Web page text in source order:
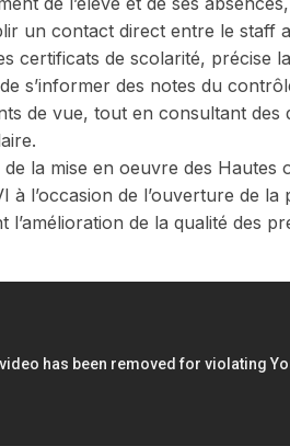
un contact direct entre le staff
certificats de scolarité, précise
s’informer des notes du
de vue, tout en consultant
de la mise en oeuvre des
à l’occasion de l’ouverture de
l’amélioration de la qualité des